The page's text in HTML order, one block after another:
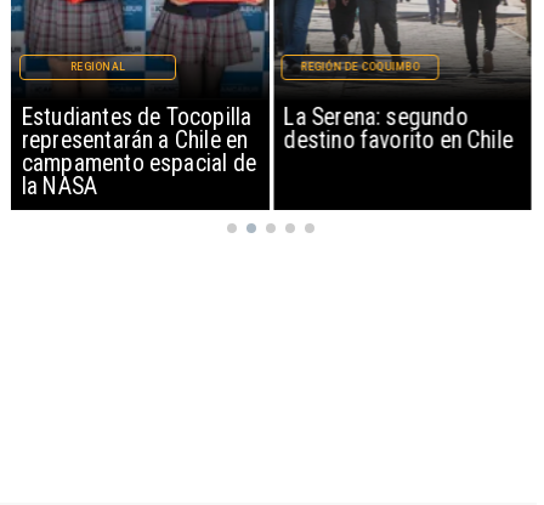
Estudiantes de Tocopilla
representarán a Chile en
campamento espacial de
la NASA
REGIONAL
La Serena: segundo
destino favorito en Chile
REGIÓN DE COQUIMBO